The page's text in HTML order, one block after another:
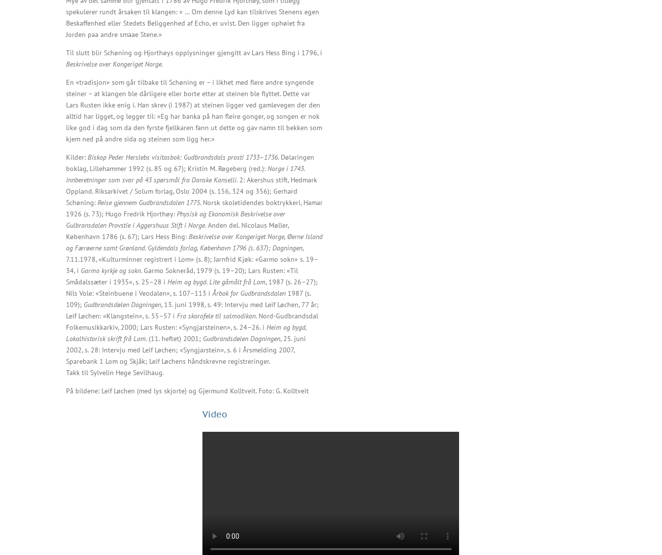
spekulerer rundt årsaken til klangen: « … Om denne Lyd kan tilskrives Stenens egen
Beskaffenhed eller Stedets Beliggenhed af Echo, er uvist. Den ligger ophøiet fra
Jorden paa andre smaae Stene.»
Til slutt blir Schøning og Hjorthøys opplysninger gjengitt av Lars Hess Bing i 1796, i
Beskrivelse over Kongeriget Norge.
En «tradisjon» som går tilbake til Schøning er – i likhet med flere andre syngende
steiner – at klangen ble dårligere eller borte etter at steinen ble flyttet. Dette var
Lars Rusten ikke enig i. Han skrev (i 1987) at steinen ligger ved gamlevegen der den
alltid har ligget, og legger til: «Eg har banka på han fleire gonger, og songen er nok
like god i dag som da den fyrste fjellkaren fann ut dette og gav namn til bekken som
kjem ned på andre sida og steinen som ligg her.»
Kilder:Biskop Peder Herslebs visitasbok: Gudbrandsdals prosti 1733–1736. Dølaringen
boklag, Lillehammer 1992 (s. 85 og 67); Kristin M. Røgeberg (red.):Norge i 1743.
Innberetninger som svar på 43 spørsmål fra Danske Kanselli. 2: Akershus stift, Hedmark
Oppland. Riksarkivet / Solum forlag, Oslo 2004 (s. 156, 324 og 356);Gerhard
Schøning:Reise gjennem Gudbrandsdalen 1775. Norsk skoletidendes boktrykkeri, Hamar
1926 (s. 73); Hugo Fredrik Hjorthøy:Physisk og Ekonomisk Beskrivelse over
Gulbransdalen Provstie i Aggershuus Stift i Norge. Anden del. Nicolaus Møller,
København 1786 (s. 67); Lars Hess Bing:Beskrivelse over Kongeriget Norge, Øerne Island
og Færøerne samt Grønland. Gyldendals forlag, København 1796 (s. 637);Dagningen,
7.11.1978, «Kulturminner registrert i Lom» (s. 8); Jarnfrid Kjøk: «Garmo sokn» s. 19–
34, i Garmo kyrkje og sokn. Garmo Sokneråd, 1979 (s. 19–20); Lars Rusten: «Til
Smådalssæter i 1935», s. 25–28 iHeim og bygd. Lite gåmålt frå Lom, 1987 (s. 26–27);
Nils Vole: «Steinbuene i Veodalen», s. 107–113 iÅrbok for Gudbrandsdalen 1987 (s.
109); Gudbrandsdølen Dagningen, 13. juni 1998, s. 49: Intervju med Leif Løchen, 77 år;
Leif Løchen: «Klangstein», s. 55–57 iFra skorofele til salmodikon. Nord-Gudbrandsdal
Folkemusikkarkiv, 2000; Lars Rusten: «Syngjarsteinen», s. 24–26. iHeim og bygd,
Lokalhistorisk skrift frå Lom. (11. heftet) 2001; Gudbrandsdølen Dagningen, 25. juni
2002, s. 28: Intervju med Leif Løchen; «Syngjarstein», s. 6 i Årsmelding 2007,
Sparebank 1 Lom og Skjåk; Leif Løchens håndskrevne registreringer.
Takk til Sylvelin Hege Sevilhaug.
På bildene: Leif Løchen (med lys skjorte) og Gjermund Kolltveit. Foto: G. Kolltveit
Video